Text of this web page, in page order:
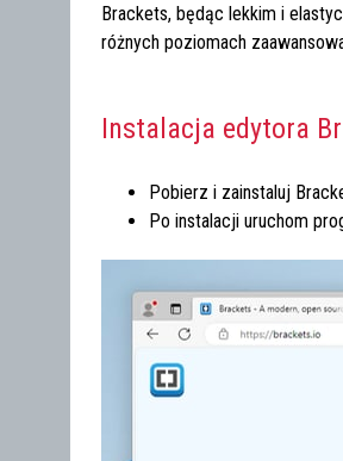
Brackets, będąc lekkim i
różnych poziomach
Instalacja edytora
Pobierz i zainstaluj
Po instalacji uruchom